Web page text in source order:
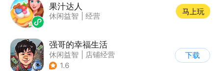
果汁达人
休闲益智 经营
马上玩
强哥的幸福生活
休闲益智
店铺经营
| 卡通
1.6
下载